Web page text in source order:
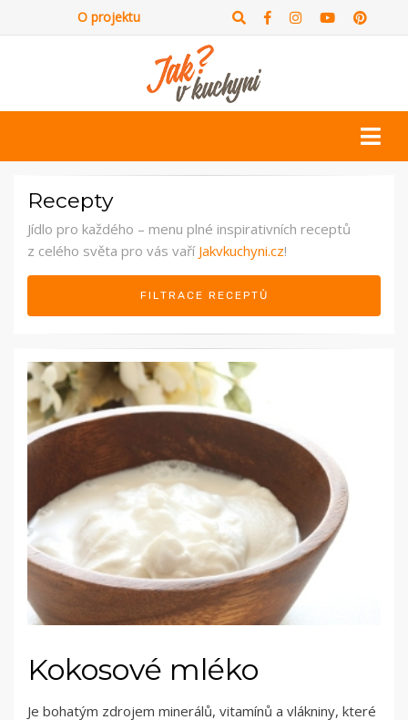
O projektu
Recepty
Jídlo pro každého – menu plné inspirativních receptů
z celého světa pro vás vaří Jakvkuchyni.cz!
FILTRACE RECEPTŮ
Kokosové mléko
Je bohatým zdrojem minerálů, vitamínů a vlákniny, které